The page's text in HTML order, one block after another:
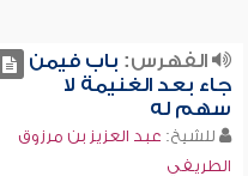
الفهرس: باب فيمن
جاء بعد الغنيمة لا
سهم له
للشيخ: عبد العزيز بن مرزوق
الطريفي